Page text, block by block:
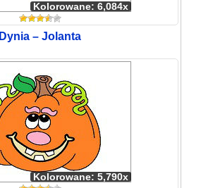
Kolorowane: 6,084x
Dynia – Jolanta
Kolorowane: 5,790x